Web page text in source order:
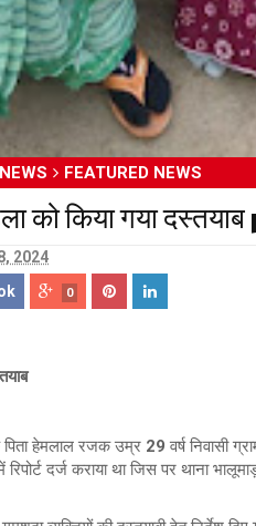
FEATURED NEWS
को किया गया
2024
0
हेमलाल रजक उम्र 29 वर्ष निवासी
दर्ज कराया था जिस पर थाना